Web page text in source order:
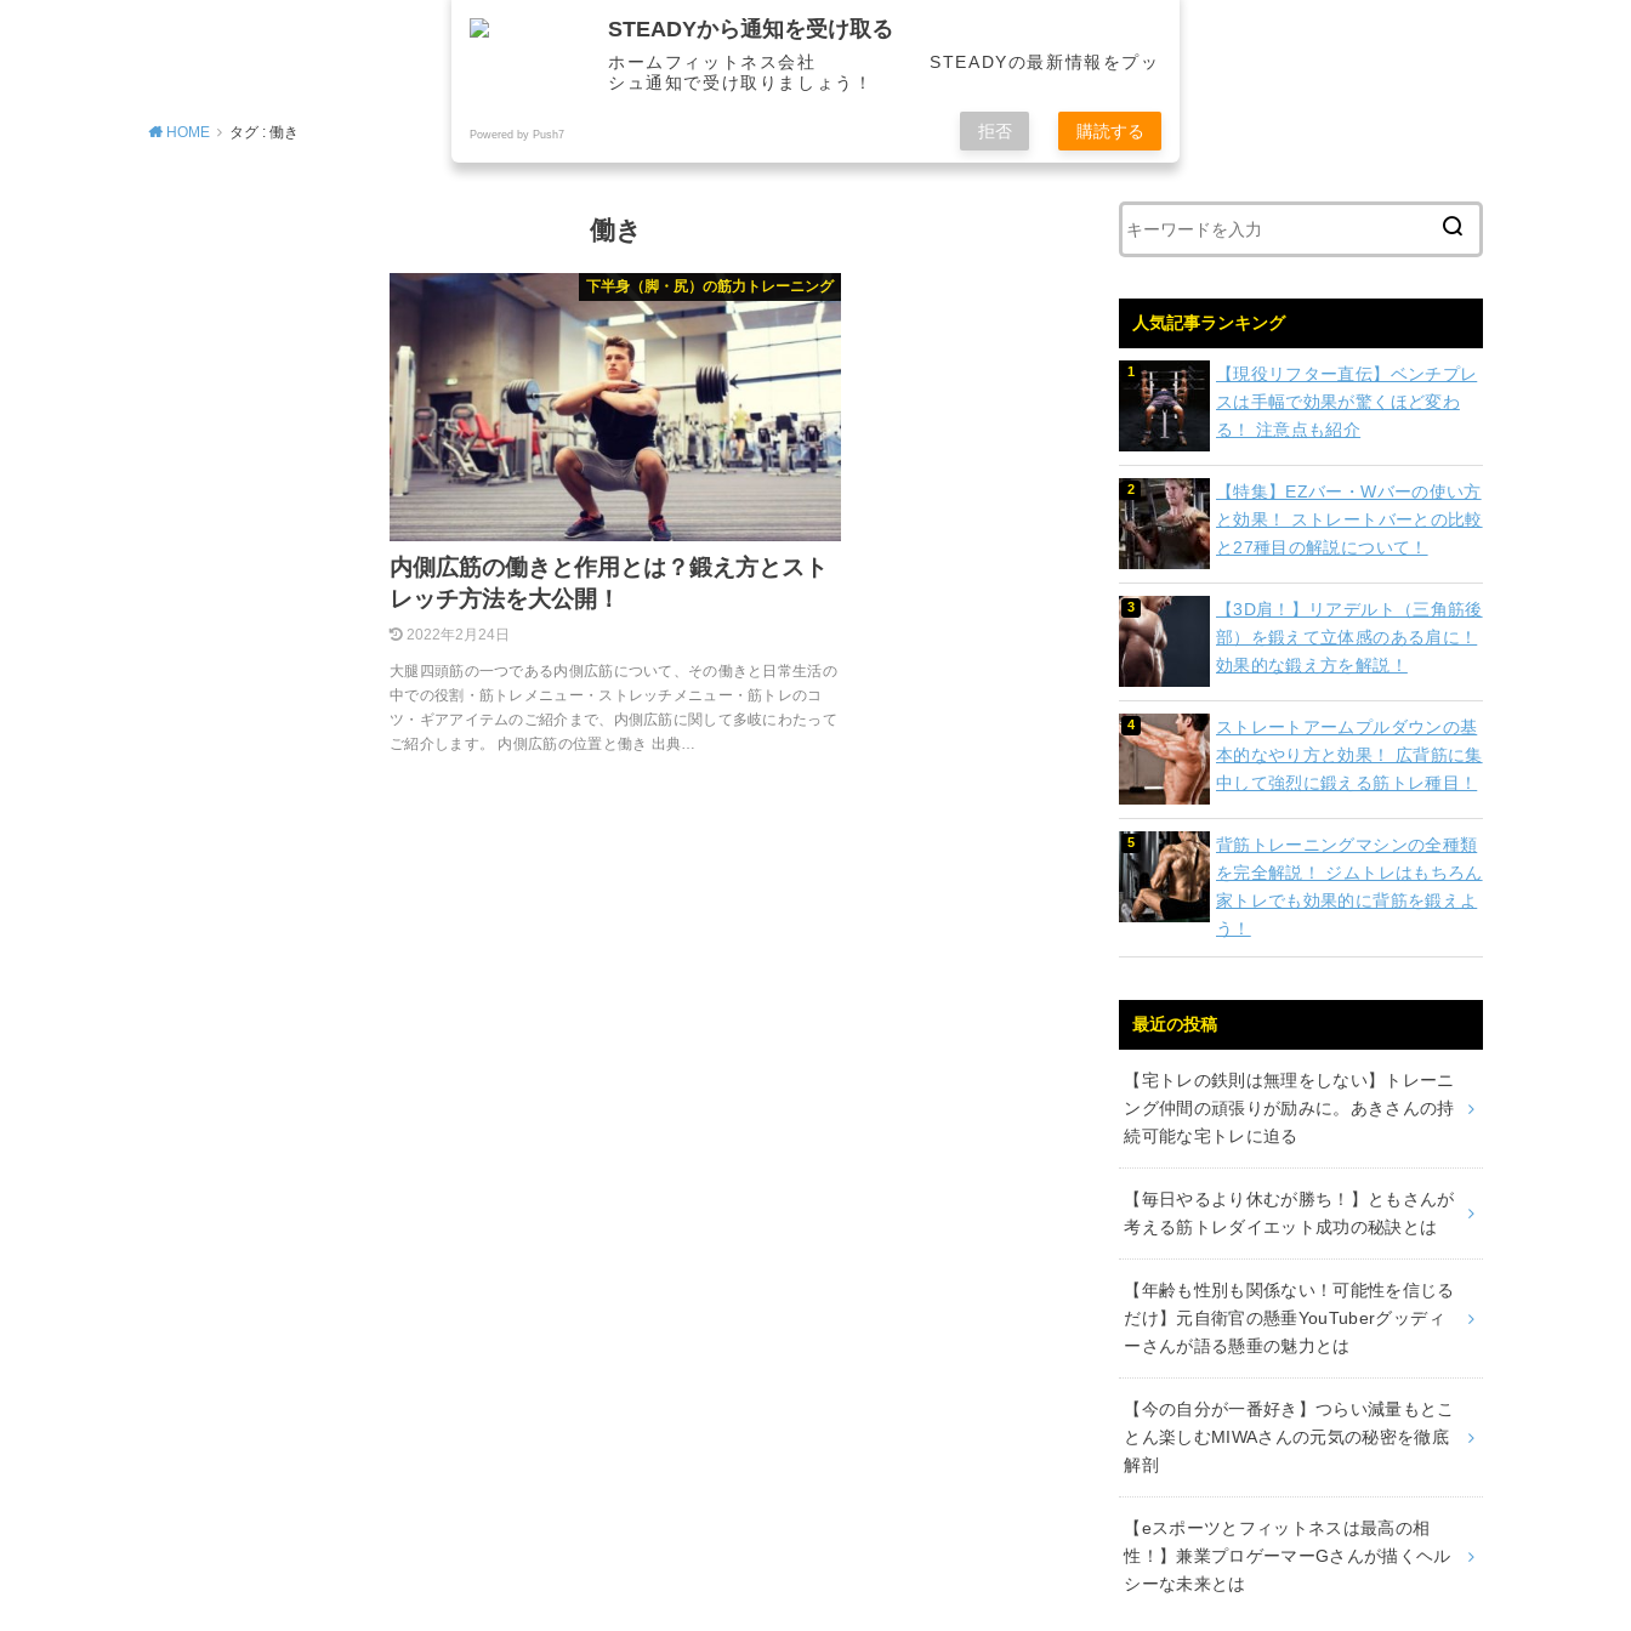
HOME タグ : 働き
働き
下半身（脚・尻）の筋力トレーニング
内側広筋の働きと作用とは？鍛え方とスト
レッチ方法を大公開！
2022年2月24日
大腿四頭筋の一つである内側広筋について、その働きと日常生活の
中での役割・筋トレメニュー・ストレッチメニュー・筋トレのコ
ツ・ギアアイテムのご紹介まで、内側広筋に関して多岐にわたって
ご紹介します。 内側広筋の位置と働き 出典…
人気記事ランキング
【現役リフター直伝】ベンチプレ
スは手幅で効果が驚くほど変わ
る！ 注意点も紹介
【特集】EZバー・Wバーの使い方
と効果！ ストレートバーとの比較
と27種目の解説について！
【3D肩！】リアデルト（三角筋後
部）を鍛えて立体感のある肩に！
効果的な鍛え方を解説！
ストレートアームプルダウンの基
本的なやり方と効果！ 広背筋に集
中して強烈に鍛える筋トレ種目！
背筋トレーニングマシンの全種類
を完全解説！ ジムトレはもちろん
家トレでも効果的に背筋を鍛えよ
う！
最近の投稿
【宅トレの鉄則は無理をしない】トレーニ
ング仲間の頑張りが励みに。あきさんの持
続可能な宅トレに迫る
【毎日やるより休むが勝ち！】ともさんが
考える筋トレダイエット成功の秘訣とは
【年齢も性別も関係ない！可能性を信じる
だけ】元自衛官の懸垂YouTuberグッディ
ーさんが語る懸垂の魅力とは
【今の自分が一番好き】つらい減量もとこ
とん楽しむMIWAさんの元気の秘密を徹底
解剖
【eスポーツとフィットネスは最高の相
性！】兼業プロゲーマーGさんが描くヘル
シーな未来とは
STEADYから通知を受け取る
ホームフィットネス会社 STEADYの最新情報をプッ
シュ通知で受け取りましょう！
Powered by Push7 拒否 購読する